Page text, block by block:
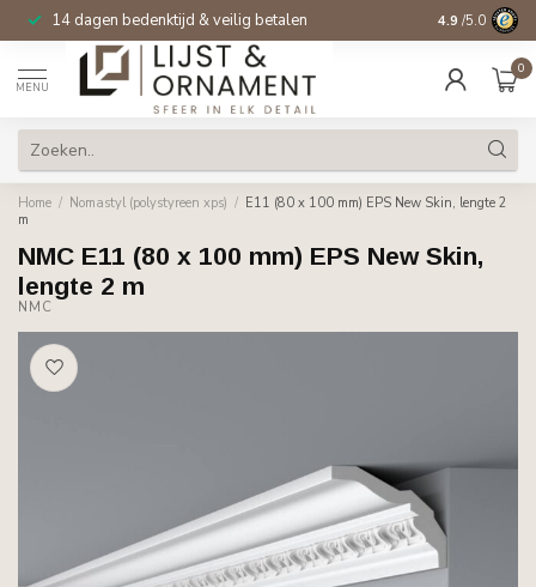
14 dagen bedenktijd & veilig betalen 4.9 /5.0
MENU
0
Home / Nomastyl (polystyreen xps) / E11 (80 x 100 mm) EPS New Skin, lengte 2
m
NMC E11 (80 x 100 mm) EPS New Skin,
lengte 2 m
NMC